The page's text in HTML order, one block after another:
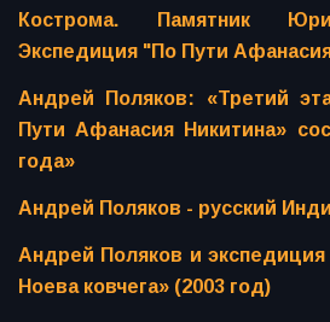
Кострома. Памятник
Экспедиция "По Пути
Андрей Поляков: «Третий
Пути Афанасия Никитина»
года»
Андрей Поляков - русский
Андрей Поляков и экспедиция
Ноева ковчега» (2003 год)